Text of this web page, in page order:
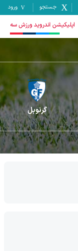
جستجو ورود
اپلیکیشن اندروید ورزش سه
گرنوبل